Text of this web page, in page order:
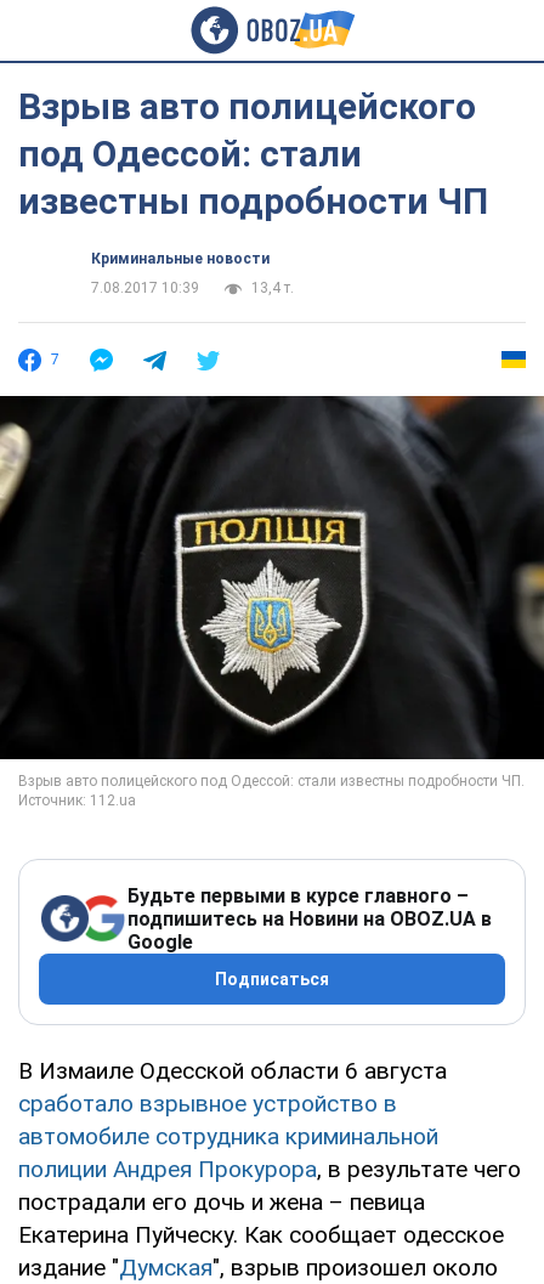
Взрыв авто полицейского
под Одессой: стали
известны подробности ЧП
Криминальные новости
7.08.2017 10:39
13,4 т.
7
Будьте первыми в курсе главного –
подпишитесь на Новини на OBOZ.UA в
Google
Подписаться
В Измаиле Одесской области 6 августа
сработало взрывное устройство в
автомобиле сотрудника криминальной
полиции Андрея Прокурора, в результате чего
пострадали его дочь и жена – певица
Екатерина Пуйческу. Как сообщает одесское
издание "Думская", взрыв произошел около